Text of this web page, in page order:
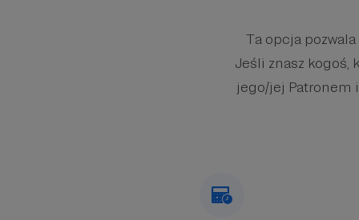
Ta opcja
Jeśli znasz kogoś,
jego/jej Patronem